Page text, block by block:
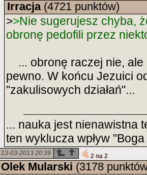
Irracja(4721 punktów)
>>Nie sugerujesz chyba,
obronę pedofili przez
... obronę raczej nie, ale
pewno. W końcu Jezuici
"zakulisowych działań"...
... nauka jest nienawistna
ten wyklucza wpływ
13-03-2013 20:39 2 na 2
Olek Mularski (3178